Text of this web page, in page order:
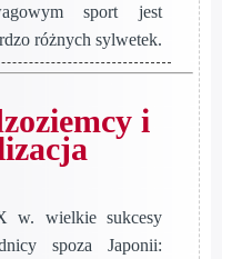
sport jest
różnych sylwetek.
i
w. wielkie sukcesy
spoza Japonii: